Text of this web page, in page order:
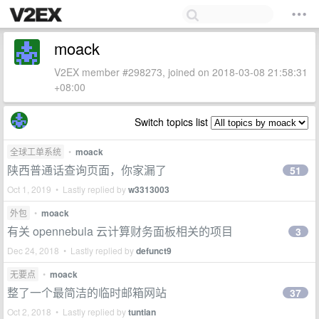
moack
V2EX member #298273, joined on 2018-03-08 21:58:31
+08:00
Switch topics list
全球工单系统 • moack
陕西普通话查询页面，你家漏了
Oct 1, 2019 • Lastly replied byw3313003
51
外包 • moack
有关 opennebula 云计算财务面板相关的项目
Dec 24, 2018 • Lastly replied bydefunct9
3
无要点 • moack
整了一个最简洁的临时邮箱网站
Oct 2, 2018 • Lastly replied bytuntian
37